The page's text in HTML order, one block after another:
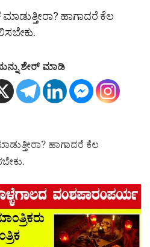
ಹಾಗಾದರೆ ಕೆಲ
ಶೇರ್ ಮಾಡಿ
ಹಾಗಾದರೆ ಕೆಲ